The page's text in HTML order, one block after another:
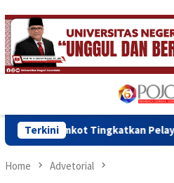
Skip
to
content
Menu
TerkiniPelayanan Publik saat
Home Advetorial